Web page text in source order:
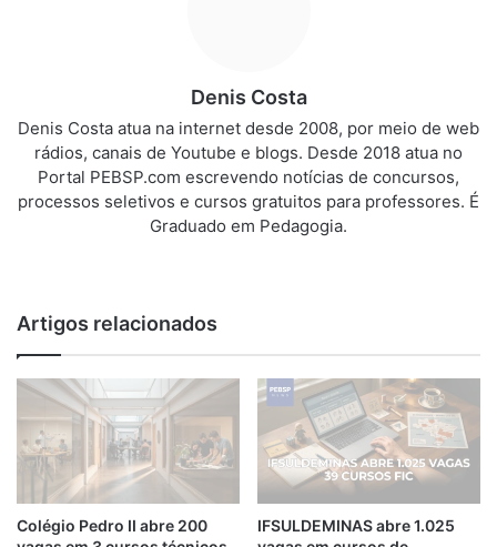
Denis Costa
Denis Costa atua na internet desde 2008, por meio de web
rádios, canais de Youtube e blogs. Desde 2018 atua no
Portal PEBSP.com escrevendo notícias de concursos,
processos seletivos e cursos gratuitos para professores. É
Graduado em Pedagogia.
Artigos relacionados
Colégio Pedro II abre 200
IFSULDEMINAS abre 1.025